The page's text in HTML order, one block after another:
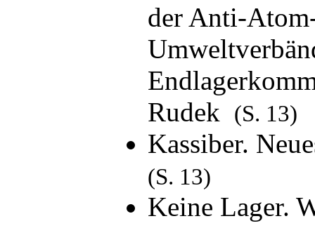
der Anti-
Rudek
(S. 13)
Kassiber.
(S. 13)
Keine Lager.